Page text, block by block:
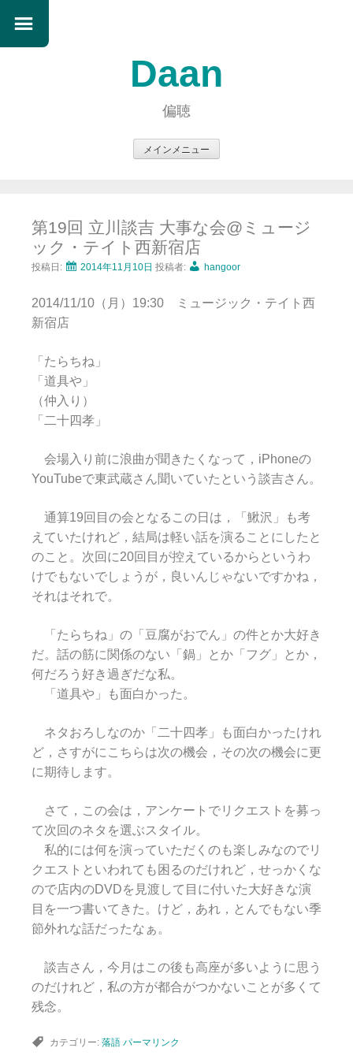
Daan
偏聴
メインメニュー
ン
ツ
へ
キ
ッ
第19回 立川談吉 大事な会@ミュージ
ック・テイト西新宿店
投稿日: 2014年11月10日 投稿者: hangoor
2014/11/10（月）19:30 ミュージック・テイト西
新宿店
「たらちね」
「道具や」
（仲入り）
「二十四孝」
会場入り前に浪曲が聞きたくなって，iPhoneの
YouTubeで東武蔵さん聞いていたという談吉さん。
通算19回目の会となるこの日は，「鰍沢」も考
えていたけれど，結局は軽い話を演ることにしたと
のこと。次回に20回目が控えているからというわ
けでもないでしょうが，良いんじゃないですかね，
それはそれで。
「たらちね」の「豆腐がおでん」の件とか大好き
だ。話の筋に関係のない「鍋」とか「フグ」とか，
何だろう好き過ぎだな私。
「道具や」も面白かった。
ネタおろしなのか「二十四孝」も面白かったけれ
ど，さすがにこちらは次の機会，その次の機会に更
に期待します。
さて，この会は，アンケートでリクエストを募っ
て次回のネタを選ぶスタイル。
私的には何を演っていただくのも楽しみなのでリ
クエストといわれても困るのだけれど，せっかくな
ので店内のDVDを見渡して目に付いた大好きな演
目を一つ書いてきた。けど，あれ，とんでもない季
節外れな話だったなぁ。
談吉さん，今月はこの後も高座が多いように思う
のだけれど，私の方が都合がつかないことが多くて
残念。
カテゴリー: 落語 パーマリンク